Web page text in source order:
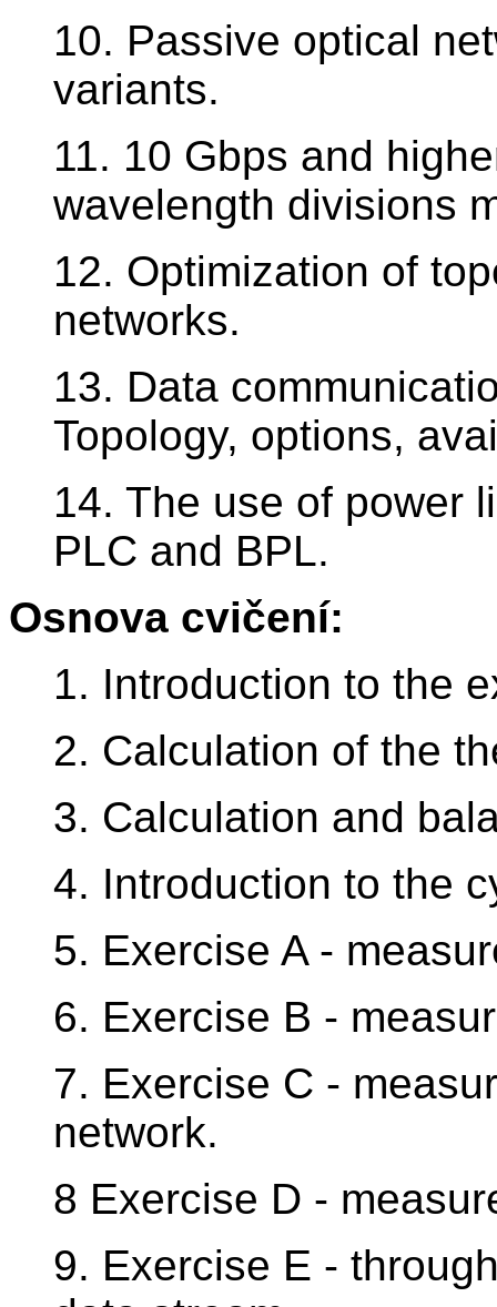
10. Passive optical
variants.
11. 10 Gbps and
wavelength divisions
12. Optimization of
networks.
13. Data
Topology, options,
14. The use of power
PLC and BPL.
Osnova cvičení:
1. Introduction to the
2. Calculation of the
3. Calculation and
4. Introduction to the
5. Exercise A -
6. Exercise B -
7. Exercise C -
network.
8 Exercise D -
9. Exercise E -